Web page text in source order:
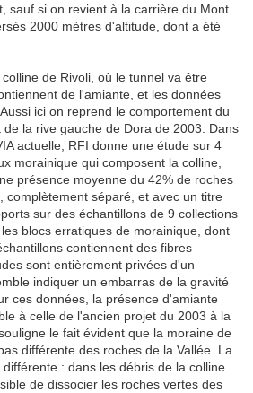
sauf si on revient à la carrière du Mont
2000 mètres d'altitude, dont a été
de Rivoli, où le tunnel va être
de l'amiante, et les données
ici on reprend le comportement du
la rive gauche de Dora de 2003. Dans
actuelle, RFI donne une étude sur 4
morainique qui composent la colline,
présence moyenne du 42% de roches
complètement séparé, et avec un titre
sur des échantillons de 9 collections
blocs erratiques de morainique, dont
contiennent des fibres
sont entièrement privées d'un
indiquer un embarras de la gravité
ces données, la présence d'amiante
à celle de l'ancien projet du 2003 à la
le fait évident que la moraine de
différente des roches de la Vallée. La
: dans les débris de la colline
de dissocier les roches vertes des